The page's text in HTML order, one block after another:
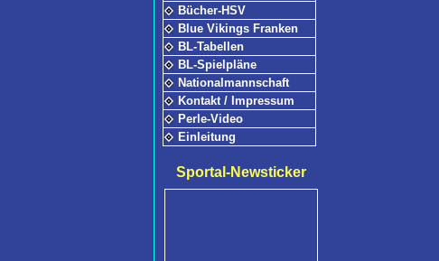
Bücher-HSV
Blue Vikings Franken
BL-Tabellen
BL-Spielpläne
Nationalmannschaft
Kontakt / Impressum
Perle-Video
Einleitung
Sportal-Newsticker